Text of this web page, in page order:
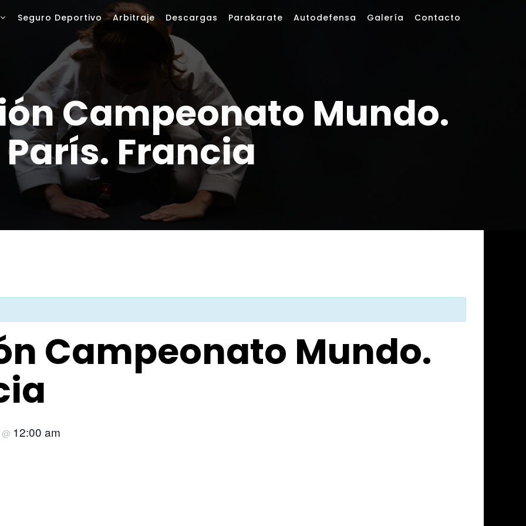
Seguro Deportivo Arbitraje Descargas Parakarate Autodefensa Galería Contacto
Campeonato Mundo.
París. Francia
Campeonato Mundo.
@ 12:00 am